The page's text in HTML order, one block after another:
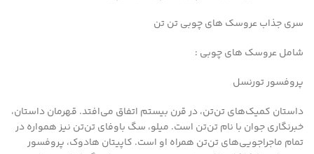
سری جذاب عروسک های چوبی تن تن
شامل عروسک های چوبی :
پروفسور تورنسل
داستان کمیک‌های تن‌تن،‌ در قرن بیستم اتفاق می‌افتد. قهرمان داستان،
خبرنگاری جوان با نام تن‌تن است. میلو، سگ باوفای تن‌تن نیز همواره در
تمام ماجراجویی‌های تن‌تن همراه او است. کاپیتان هادوک، پروفسور